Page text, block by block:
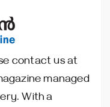
contact us at
managed
With a